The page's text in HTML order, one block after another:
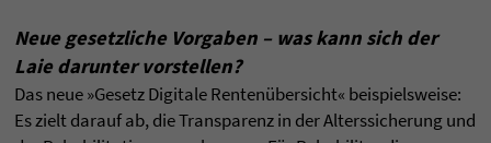
Neue gesetzliche Vorgaben – was kann sich der
Laie darunter vorstellen?
Das neue »Gesetz Digitale Rentenübersicht« beispielsweise:
Es zielt darauf ab, die Transparenz in der Alterssicherung und